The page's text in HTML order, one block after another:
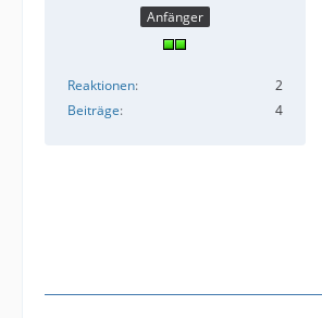
Anfänger
Reaktionen
2
Beiträge
4